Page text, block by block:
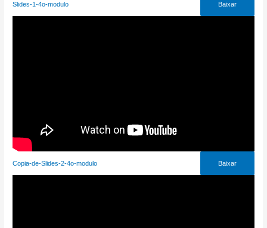
Slides-1-4o-modulo Baixar
Copia-de-Slides-2-4o-modulo Baixar